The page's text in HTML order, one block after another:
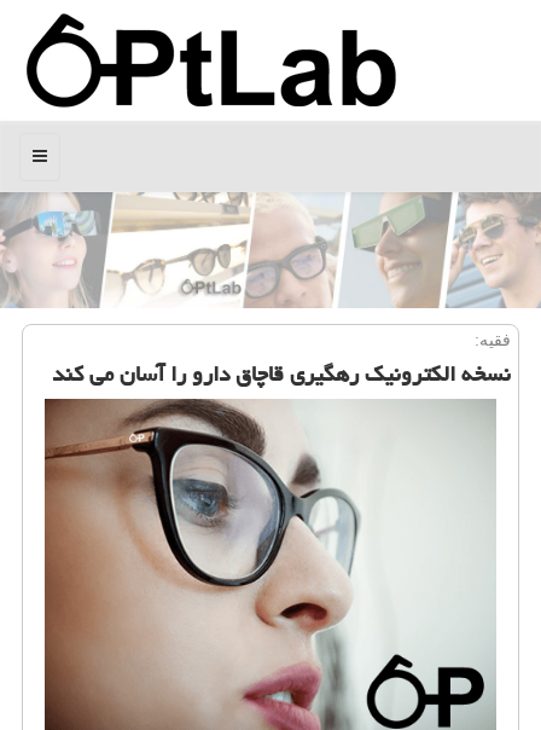
منو
فقیه:
نسخه الكترونیك رهگیری قاچاق دارو را آسان می كند